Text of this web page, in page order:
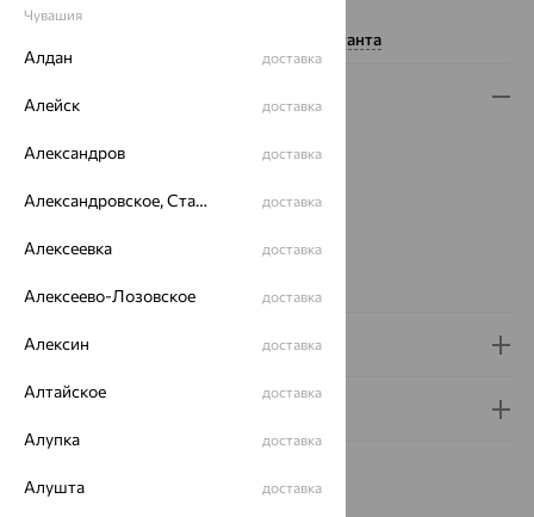
Нужна помощь консультанта
Описание
Плетение:
Металл:Серебро
Страна происхождения:
РОССИЯ
Доставка и оплата
Чувашия
Алдан доставка
Алейск доставка
Александров доставка
Александровское, Ставропольский край доставка
Алексеевка доставка
Алексеево-Лозовское доставка
Алексин доставка
Алтайское доставка
Алупка доставка
Алушта доставка